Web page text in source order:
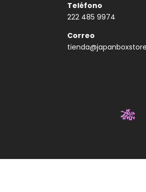
Teléfono
222 485 9974
Correo